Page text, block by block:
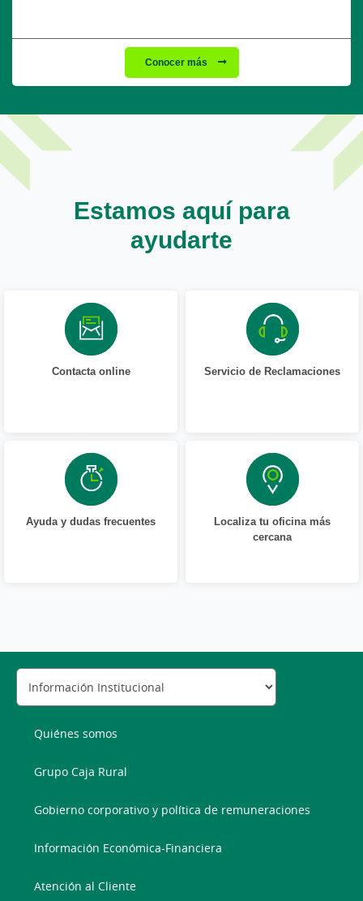
Conocer más
Estamos aquí para
ayudarte
Contacta online Servicio de Reclamaciones
Ayuda y dudas frecuentes
Localiza tu oficina más
cercana
Quiénes somos
Grupo Caja Rural
Gobierno corporativo y política de remuneraciones
Información Económica-Financiera
Atención al Cliente